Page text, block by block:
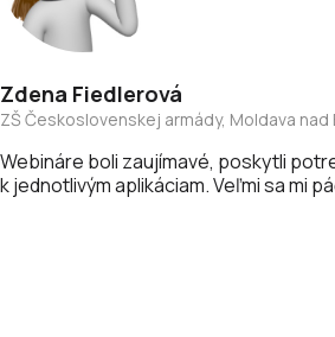
Zdena Fiedlerová
ZŠ Československej armády, Moldava nad
Webináre boli zaujímavé, poskytli
k jednotlivým aplikáciam. Veľmi sa mi